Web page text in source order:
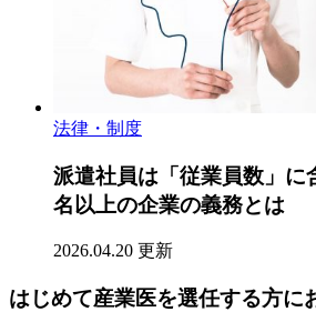
法律・制度
派遣社員は「従業員数」に
名以上の企業の義務とは
2026.04.20 更新
はじめて産業医を選任する方に